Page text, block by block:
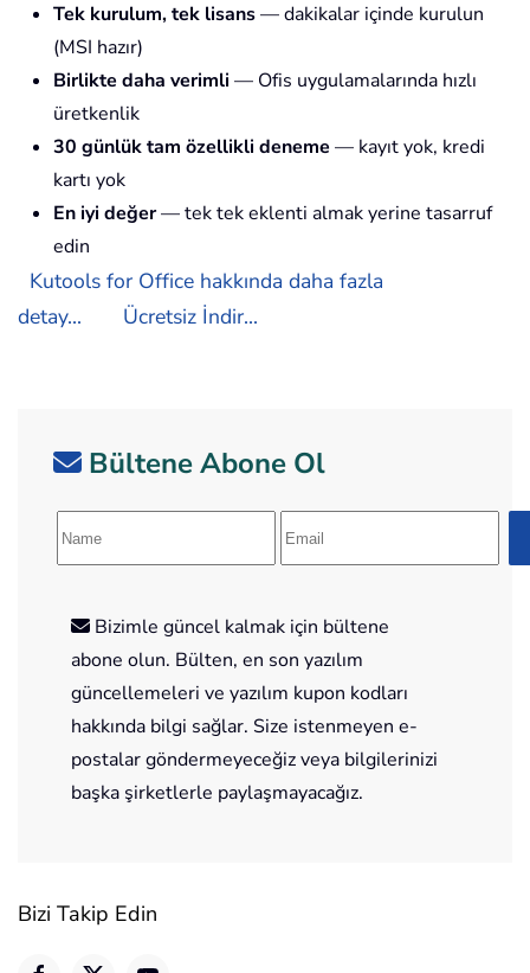
Tek kurulum, tek lisans— dakikalar içinde kurulun
(MSI hazır)
Birlikte daha verimli — Ofis uygulamalarında hızlı
üretkenlik
30 günlük tam özellikli deneme — kayıt yok, kredi
kartı yok
En iyi değer— tek tek eklenti almak yerine tasarruf
edin
Kutools for Office hakkında daha fazla
detay...
Ücretsiz İndir...
Bültene Abone Ol
Bizimle güncel kalmak için bültene
abone olun. Bülten, en son yazılım
güncellemeleri ve yazılım kupon kodları
hakkında bilgi sağlar. Size istenmeyen e-
postalar göndermeyeceğiz veya bilgilerinizi
başka şirketlerle paylaşmayacağız.
Bizi Takip Edin